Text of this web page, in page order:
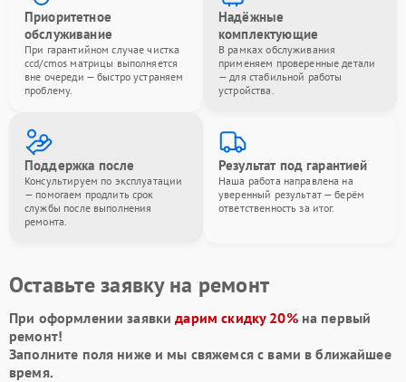
Приоритетное
обслуживание
При гарантийном случае чистка
ccd/cmos матрицы выполняется
вне очереди — быстро устраняем
проблему.
Надёжные
комплектующие
В рамках обслуживания
применяем проверенные детали
— для стабильной работы
устройства.
Поддержка после
Консультируем по эксплуатации
— помогаем продлить срок
службы после выполнения
ремонта.
Результат под гарантией
Наша работа направлена на
уверенный результат — берём
ответственность за итог.
Оставьте заявку на ремонт
При оформлении заявкидарим скидку 20%на первый
ремонт!
Заполните поля ниже и мы свяжемся с вами в ближайшее
время.